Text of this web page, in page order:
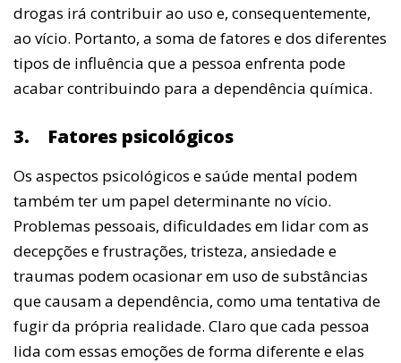
drogas irá contribuir ao uso e, consequentemente,
ao vício. Portanto, a soma de fatores e dos diferentes
tipos de influência que a pessoa enfrenta pode
acabar contribuindo para a dependência química.
3. Fatores psicológicos
Os aspectos psicológicos e saúde mental podem
também ter um papel determinante no vício.
Problemas pessoais, dificuldades em lidar com as
decepções e frustrações, tristeza, ansiedade e
traumas podem ocasionar em uso de substâncias
que causam a dependência, como uma tentativa de
fugir da própria realidade. Claro que cada pessoa
lida com essas emoções de forma diferente e elas